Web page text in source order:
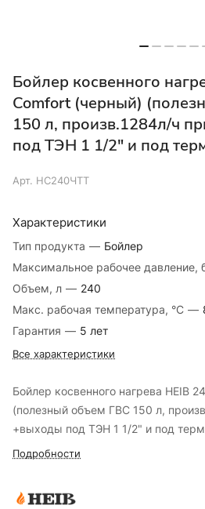
Бойлер косвенного
Comfort (черный)
150 л, произв.1284л/ч
под ТЭН 1 1/2" и под
Арт. HC240ЧТТ
Характеристики
Тип продукта — Бойлер
Максимальное рабочее давление,
Объем, л — 240
Макс. рабочая температура, °C —
Гарантия — 5 лет
Все характеристики
Бойлер косвенного нагрева HEIB
(полезный объем ГВС 150 л,
+выходы под ТЭН 1 1/2" и под
Подробности